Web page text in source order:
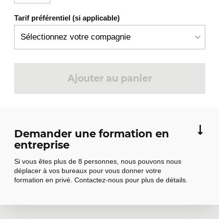
coaching ciblé et d’évaluer les progrès selon
des indicateurs clairs.
Vous verrez aussi comment faire des suivis
discussions orientées développement et
aspirations professionnelles.
La dernière étape vise à structurer la
rencontre annuelle d’évaluation avec
méthode et transparence.
Cette dernière partie vous aide à
pertinents, concevoir des outils flexibles et
Tarif préférentiel (si applicable)
Ajouter au panier
Demander une formation en
entreprise
Si vous êtes plus de 8 personnes, nous pouvons nous
déplacer à vos bureaux pour vous donner votre
formation en privé. Contactez-nous pour plus de détails.